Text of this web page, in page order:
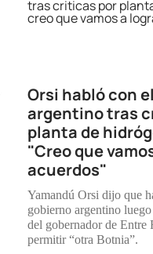
Orsi habló con
argentino tras
planta de
"Creo que
acuerdos"
Yamandú Orsi dijo que
gobierno argentino
del gobernador de Entre
permitir “otra Botnia”.